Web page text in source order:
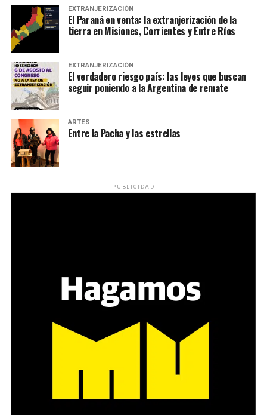
EXTRANJERIZACIÓN
El Paraná en venta: la extranjerización de la
tierra en Misiones, Corrientes y Entre Ríos
EXTRANJERIZACIÓN
El verdadero riesgo país: las leyes que buscan
seguir poniendo a la Argentina de remate
ARTES
Entre la Pacha y las estrellas
PUBLICIDAD